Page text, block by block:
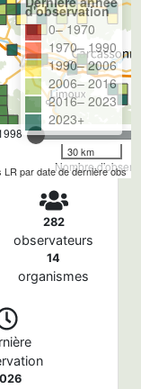
Nombre
d'observation
0– 1970
1970– 1990
1990– 2006
2006– 2016
2016– 2023
2023+
30 km
LR par date de dernière obs
282
observateurs
14
organismes